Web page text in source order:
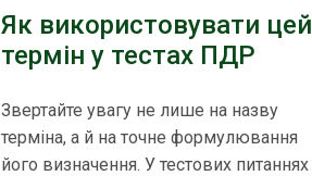
Як використовувати цей
термін у тестах ПДР
Звертайте увагу не лише на назву
терміна, а й на точне формулювання
його визначення. У тестових питаннях